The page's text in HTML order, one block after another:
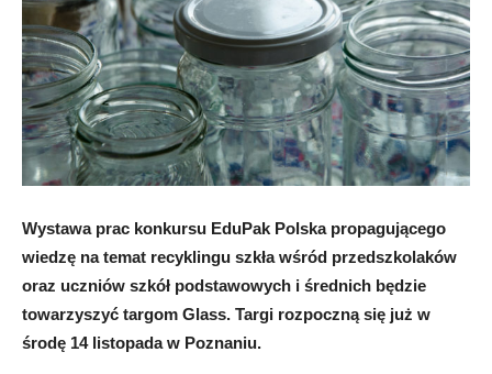
Wystawa prac konkursu EduPak Polska propagującego
wiedzę na temat recyklingu szkła wśród przedszkolaków
oraz uczniów szkół podstawowych i średnich będzie
towarzyszyć targom Glass. Targi rozpoczną się już w
środę 14 listopada w Poznaniu.